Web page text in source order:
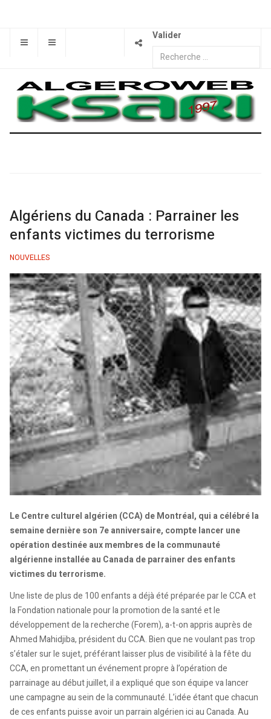
Valider
Algériens du Canada : Parrainer les
enfants victimes du terrorisme
NOUVELLES
Le Centre culturel algérien (CCA) de Montréal, qui a célébré la
semaine dernière son 7e anniversaire, compte lancer une
opération destinée aux membres de la communauté
algérienne installée au Canada de parrainer des enfants
victimes du terrorisme.
Une liste de plus de 100 enfants a déjà été préparée par le CCA et
la Fondation nationale pour la promotion de la santé et le
développement de la recherche (Forem), a-t-on appris auprès de
Ahmed Mahidjiba, président du CCA. Bien que ne voulant pas trop
s’étaler sur le sujet, préférant laisser plus de visibilité à la fête du
CCA, en promettant un événement propre à l’opération de
parrainage au début juillet, il a expliqué que son équipe va lancer
une campagne au sein de la communauté. L’idée étant que chacun
de ces enfants puisse avoir un parrain algérien ici au Canada. Au